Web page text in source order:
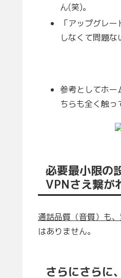
ん(笑)。
「アップグレ
しなくて問題な
参考としてホー
ちらも全く触っ
必要最小限の
VPNさえ繋が
通話品質（音質）も
はありません。
さらにさらに